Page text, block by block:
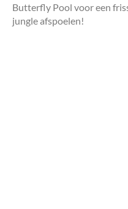
Butterfly Pool voor een
jungle afspoelen!